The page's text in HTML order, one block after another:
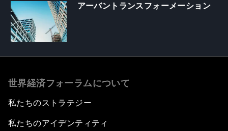
アーバントランスフォーメーション
世界経済フォーラムについて
私たちのストラテジー
私たちのアイデンティティ